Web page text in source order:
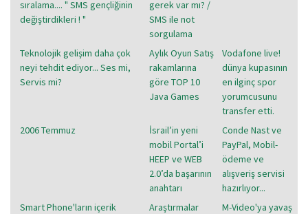
sıralama.... " SMS gençliğinin
değiştirdikleri ! "
gerek var mı? /
SMS ile not
sorgulama
Teknolojik gelişim daha çok
neyi tehdit ediyor... Ses mi,
Servis mi?
Aylık Oyun Satış
rakamlarına
göre TOP 10
Java Games
Vodafone live!
dünya kupasının
en ilginç spor
yorumcusunu
transfer etti.
2006 Temmuz
İsrail’in yeni
mobil Portal’i
HEEP ve WEB
2.0’da başarının
anahtarı
Conde Nast ve
PayPal, Mobil-
ödeme ve
alışveriş servisi
hazırlıyor...
Smart Phone'ların içerik
Araştırmalar
M-Video'ya yavaş